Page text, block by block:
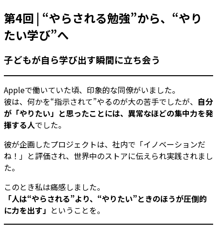
第4回 | “やらされる勉強”から、“やり
たい学び”へ
子どもが自ら学び出す瞬間に立ち会う
Appleで働いていた頃、印象的な同僚がいました。
彼は、何かを“指示されて”やるのが大の苦手でしたが、 自分
が「やりたい」と思ったことには、異常なほどの集中力を発
揮する人でした。
彼が企画したプロジェクトは、社内で「イノベーションだ
ね！」と評価され、世界中のストアに伝えられ実践されまし
た。
このとき私は痛感しました。
「人は“やらされる”より、“やりたい”ときのほうが圧倒的
に力を出す」 ということを。